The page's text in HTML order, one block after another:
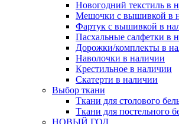
Новогодний текстиль в
Мешочки с вышивкой в
Фартук с вышивкой в
Пасхальные салфетки в
Дорожки/комплекты в
Наволочки в наличии
Крестильное в наличии
Скатерти в наличии
Выбор ткани
Ткани для столового
Ткани для постельного
НОВЫЙ ГОД